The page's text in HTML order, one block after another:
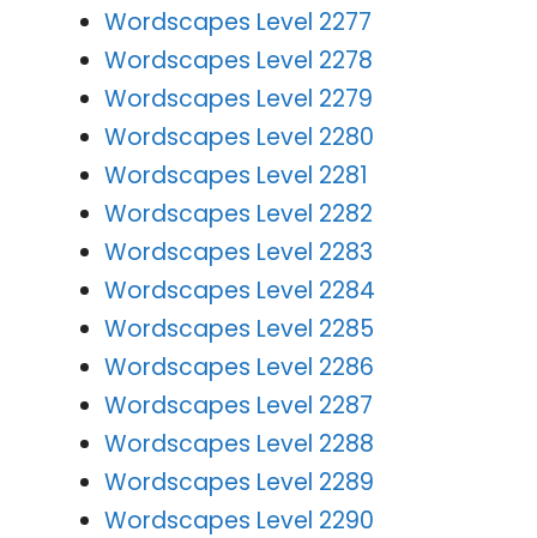
Wordscapes Level 2277
Wordscapes Level 2278
Wordscapes Level 2279
Wordscapes Level 2280
Wordscapes Level 2281
Wordscapes Level 2282
Wordscapes Level 2283
Wordscapes Level 2284
Wordscapes Level 2285
Wordscapes Level 2286
Wordscapes Level 2287
Wordscapes Level 2288
Wordscapes Level 2289
Wordscapes Level 2290